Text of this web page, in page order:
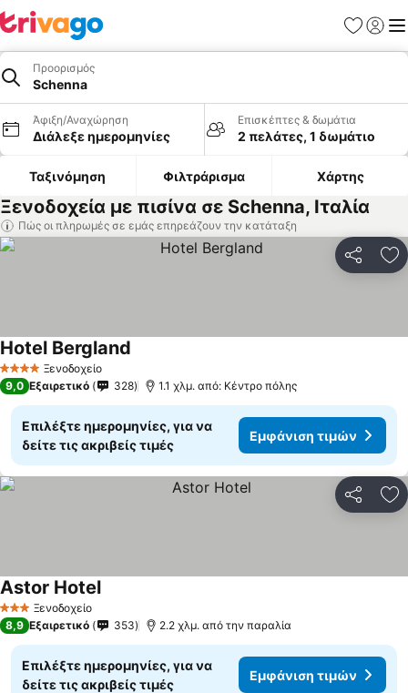
Προορισμός
Schenna
Άφιξη/Αναχώρηση
Διάλεξε ημερομηνίες
Επισκέπτες & δωμάτια
2 πελάτες, 1 δωμάτιο
Ταξινόμηση Φιλτράρισμα Χάρτης
Ξενοδοχεία με πισίνα σε Schenna, Ιταλία
Πώς οι πληρωμές σε εμάς επηρεάζουν την κατάταξη
4 ΑστέριαΞενοδοχείο
Hotel Bergland
9,0 Εξαιρετικό 328 1.1 χλμ. από: Κέντρο πόλης
Επιλέξτε ημερομηνίες, για να
δείτε τις ακριβείς τιμές
Εμφάνιση τιμών
3 ΑστέριαΞενοδοχείο
Astor Hotel
8,9 Εξαιρετικό 353 2.2 χλμ. από την παραλία
Επιλέξτε ημερομηνίες, για να
δείτε τις ακριβείς τιμές
Εμφάνιση τιμών